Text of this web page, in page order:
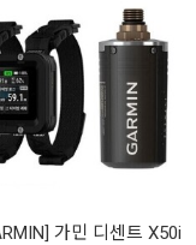
가민 디센트 X50i